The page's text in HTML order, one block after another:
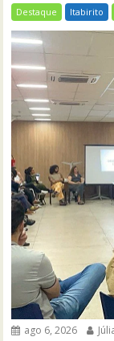
Destaque Itabirito
ago 6, 2026